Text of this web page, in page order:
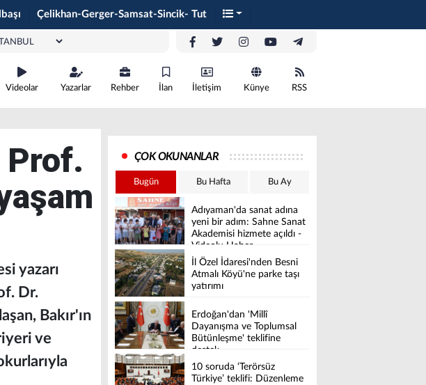
Çelikhan-Gerger-Samsat-Sincik- Tut
Videolar Yazarlar Rehber İlan İletişim Künye RSS
Prof.
yazarı
Dr.
Bakır'ın
ve
ÇOK OKUNANLAR
Bugün Bu Hafta Bu Ay
Adıyaman'da sanat adına
yeni bir adım: Sahne Sanat
Akademisi hizmete açıldı -
Videolu Haber
İl Özel İdaresi'nden Besni
Atmalı Köyü'ne parke taşı
yatırımı
Erdoğan'dan 'Millî
Dayanışma ve Toplumsal
Bütünleşme' teklifine
destek
10 soruda ‘Terörsüz
Türkiye’ teklifi: Düzenleme